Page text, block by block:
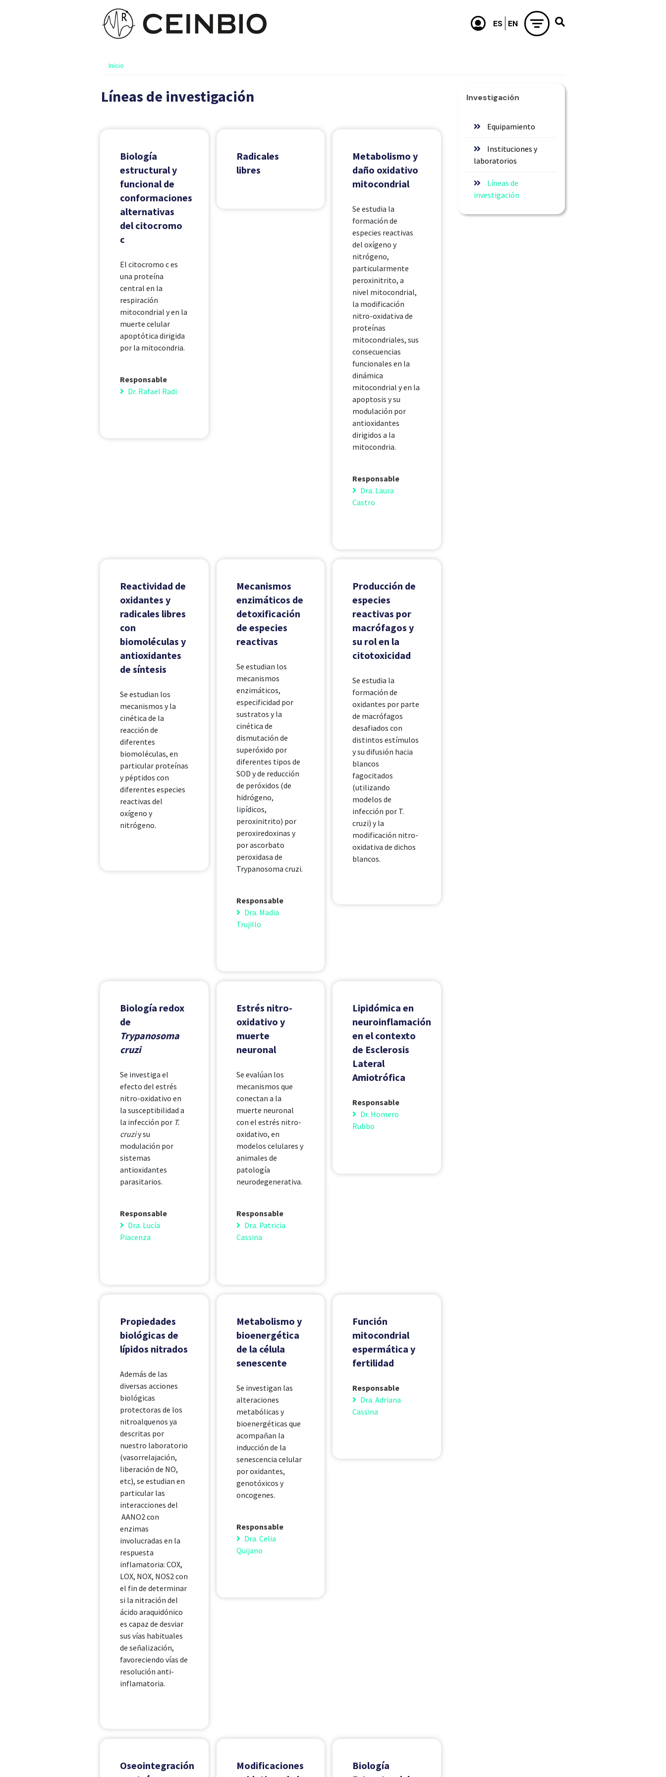
Inicio
Líneas de investigación
Biología
estructural y
funcional de
conformaciones
alternativas
del citocromo
c
El citocromo c es
una proteína
central en la
respiración
mitocondrial y en la
muerte celular
apoptótica dirigida
por la mitocondria.
Responsable
Dr. Rafael Radi
Radicales
libres
Metabolismo y
daño oxidativo
mitocondrial
Se estudia la
formación de
especies reactivas
del oxígeno y
nitrógeno,
particularmente
peroxinitrito, a
nivel mitocondrial,
la modificación
nitro-oxidativa de
proteínas
mitocondriales, sus
consecuencias
funcionales en la
dinámica
mitocondrial y en la
apoptosis y su
modulación por
antioxidantes
dirigidos a la
mitocondria.
Responsable
Dra. Laura
Castro
Reactividad de
oxidantes y
radicales libres
con
biomoléculas y
antioxidantes
de síntesis
Se estudian los
mecanismos y la
cinética de la
reacción de
diferentes
biomoléculas, en
particular proteínas
y péptidos con
diferentes especies
reactivas del
oxígeno y
nitrógeno.
Mecanismos
enzimáticos de
detoxificación
de especies
reactivas
Se estudian los
mecanismos
enzimáticos,
especificidad por
sustratos y la
cinética de
dismutación de
superóxido por
diferentes tipos de
SOD y de reducción
de peróxidos (de
hidrógeno,
lipídicos,
peroxinitrito) por
peroxiredoxinas y
por ascorbato
peroxidasa de
Trypanosoma cruzi.
Responsable
Dra. Madia
Trujillo
Producción de
especies
reactivas por
macrófagos y
su rol en la
citotoxicidad
Se estudia la
formación de
oxidantes por parte
de macrófagos
desafiados con
distintos estímulos
y su difusión hacia
blancos
fagocitados
(utilizando
modelos de
infección por T.
cruzi) y la
modificación nitro-
oxidativa de dichos
blancos.
Biología redox
de
Trypanosoma
cruzi
Se investiga el
efecto del estrés
nitro-oxidativo en
la susceptibilidad a
la infección por T.
cruziy su
modulación por
sistemas
antioxidantes
parasitarios.
Responsable
Dra. Lucía
Piacenza
Estrés nitro-
oxidativo y
muerte
neuronal
Se evalúan los
mecanismos que
conectan a la
muerte neuronal
con el estrés nitro-
oxidativo, en
modelos celulares y
animales de
patología
neurodegenerativa.
Responsable
Dra. Patricia
Cassina
Lipidómica en
neuroinflamación
en el contexto
de Esclerosis
Lateral
Amiotrófica
Responsable
Dr. Homero
Rubbo
Propiedades
biológicas de
lípidos nitrados
Además de las
diversas acciones
biológicas
protectoras de los
nitroalquenos ya
descritas por
nuestro laboratorio
(vasorrelajación,
liberación de NO,
etc), se estudian en
particular las
interacciones del
AANO2 con
enzimas
involucradas en la
respuesta
inflamatoria: COX,
LOX, NOX, NOS2 con
el fin de determinar
si la nitración del
ácido araquidónico
es capaz de desviar
sus vías habituales
de señalización,
favoreciendo vías de
resolución anti-
inflamatoria.
Metabolismo y
bioenergética
de la célula
senescente
Se investigan las
alteraciones
metabólicas y
bioenergéticas que
acompañan la
inducción de la
senescencia celular
por oxidantes,
genotóxicos y
oncogenes.
Responsable
Dra. Celia
Quijano
Función
mitocondrial
espermática y
fertilidad
Responsable
Dra. Adriana
Cassina
Oseointegración
Modificaciones
Biología
Investigación
Equipamiento
Instituciones y
laboratorios
Líneas de
investigación